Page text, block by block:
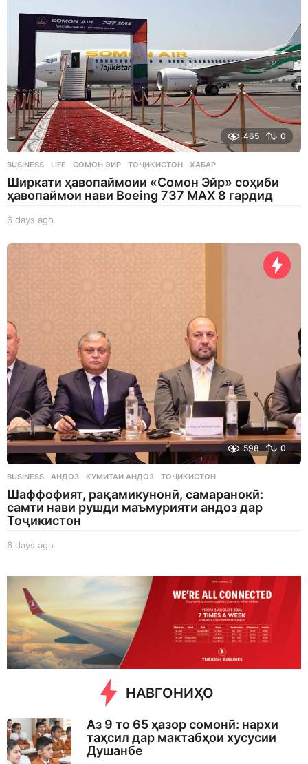
465 0
BUSINESS ,LIFE СОМОН ЭЙР ,ТОҶИКИСТОН ,ХАБАР
Ширкати ҳавопаймоии «Сомон Эйр» соҳиби
ҳавопаймои нави Boeing 737 MAX 8 гардид
6 days ago
a
598 0
BUSINESS АНДОЗ ,КУМИТАИ АНДОЗ ,ТОҶИКИСТОН
Шаффофият, рақамикунонӣ, самаранокӣ:
самти нави рушди маъмурияти андоз дар
Тоҷикистон
6 days ago
g
o
НАВГОНИҲО
Аз 9 то 65 ҳазор сомонӣ: нархи
таҳсил дар мактабҳои хусусии
Душанбе